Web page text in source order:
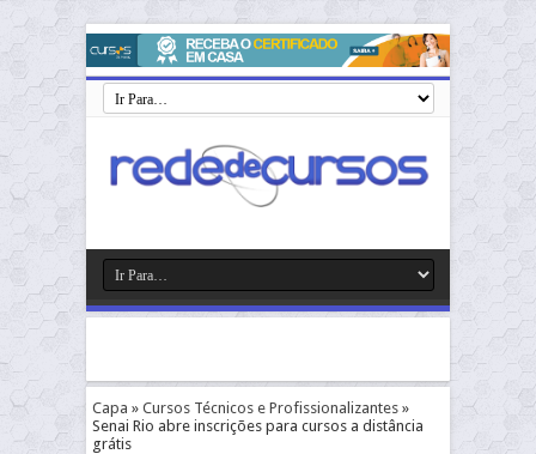
Capa » Cursos Técnicos e Profissionalizantes »
Senai Rio abre inscrições para cursos a distância
grátis